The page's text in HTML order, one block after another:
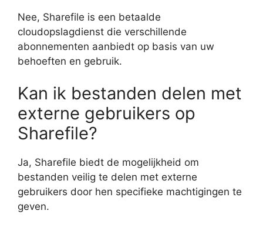
Nee, Sharefile is een betaalde
cloudopslagdienst die verschillende
abonnementen aanbiedt op basis van uw
behoeften en gebruik.
Kan ik bestanden delen met
externe gebruikers op
Sharefile?
Ja, Sharefile biedt de mogelijkheid om
bestanden veilig te delen met externe
gebruikers door hen specifieke machtigingen te
geven.